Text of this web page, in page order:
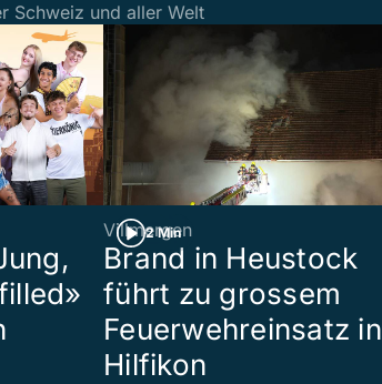
Schweiz und aller Welt
2 Min
Villmergen
Brand in Heustock
führt zu grossem
Feuerwehreinsatz in
Hilfikon